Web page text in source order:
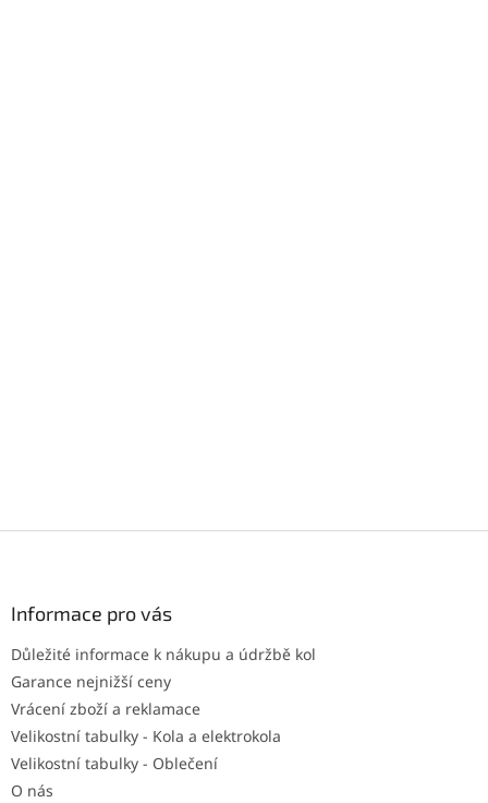
Informace pro vás
Důležité informace k nákupu a údržbě kol
Garance nejnižší ceny
Vrácení zboží a reklamace
Velikostní tabulky - Kola a elektrokola
Velikostní tabulky - Oblečení
O nás